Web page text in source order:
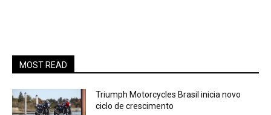
MOST READ
Triumph Motorcycles Brasil inicia novo
ciclo de crescimento